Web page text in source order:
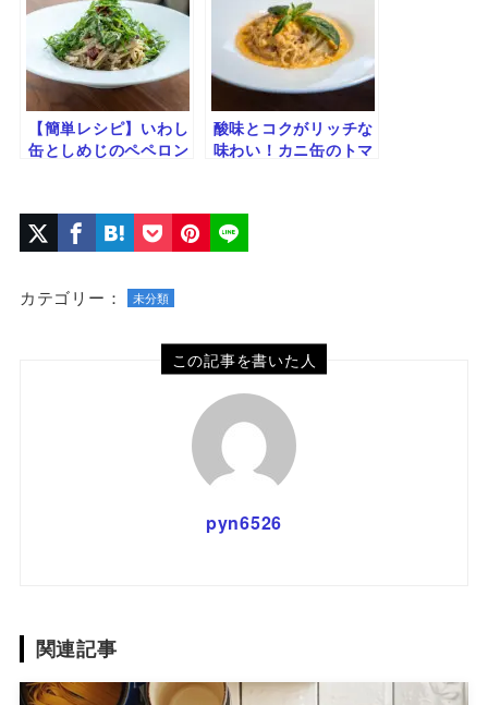
【簡単レシピ】いわし
缶としめじのペペロン
酸味とコクがリッチな
味わい！カニ缶のトマ
カテゴリー： 未分類
この記事を書いた人
pyn6526
関連記事